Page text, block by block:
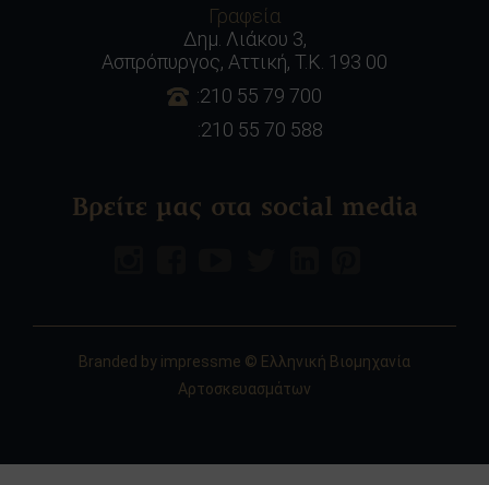
Γραφεία
Δημ. Λιάκου 3,
Ασπρόπυργος, Αττική, Τ.Κ. 193 00
:210 55 79 700
:210 55 70 588
Βρείτε μας στα social media
Branded by impressme © Ελληνική Βιομηχανία
Αρτοσκευασμάτων